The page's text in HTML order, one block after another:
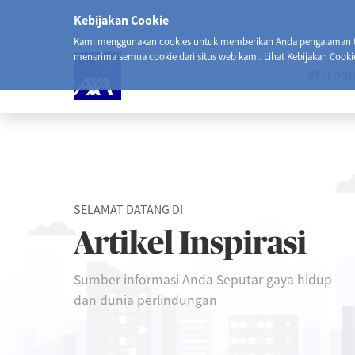
Kebijakan Cookie
Kami menggunakan cookies untuk memberikan Anda
menerima semua cookie dari situs web kami. Lihat Kebijakan
SELAMAT DATANG DI
Artikel Inspirasi
Sumber informasi Anda Seputar gaya hidup
dan dunia perlindungan